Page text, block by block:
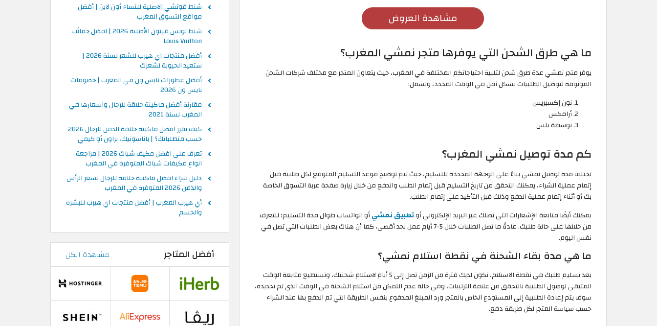
مشاهدة العروض
ما هي طرق الشحن التي يوفرها متجر نمشي المغرب؟
يوفر متجر نمشي عدة طرق شحن لتلبية احتياجاتكم المختلفة في المغرب، حيث يتعاون المتجر مع مختلف شركات الشحن
الموثوقة لتوصيل الطلبيات بشكل آمن في الوقت المحدد، وتشمل:
نون إكسبريس
أرامكس
بوسطة بلس
كم مدة توصيل نمشي المغرب؟
تختلف مدة توصيل نمشي بناءً على الوجهة المحددة للتسليم، حيث يتم توضيح موعد التسليم المتوقع لكل طلبية قبل
إتمام عملية الشراء، يمكنك التحقق من تاريخ التسليم قبل إتمام الطلب والدفع من خلال زيارة صفحة عربة التسوق الخاصة
بك أو أثناء إتمام عملية الدفع وذلك قبل التأكيد على إتمام الطلب.
يمكنك أيضًا متابعة الإشعارات التي تصلك عبر البريد الإلكتروني أوتطبيق نمشيأو الواتساب طوال مدة التسليم؛ للتعرف
من خلالها على حالة طلبك. عادةً ما تصل الطلبات خلال 5-7 أيام عمل بحد أقصى، كما أن هناك بعض الطلبات التي تصل في
نفس اليوم.
ما هي مدة بقاء الشحنة في نقطة استلام نمشي؟
بعد تسليم طلبك في نقطة الاستلام، تكون لديك فترة من الزمن تصل إلى 5 أيام لاستلام شحنتك، وتستطيع متابعة الوقت
المتبقي لوصول الطلبية بالتحقق من علامة الترتيبات، وفي حالة عدم التمكن من استلام الشحنة في الوقت الذي تم تحديده،
سوف يتم إعادة الطلبية إلى المستودع الخاص بالمتجر ورد المبلغ المدفوع بنفس الطريقة التي تم الدفع بها عند الشراء
حسب سياسة المتجر لكل طريقة دفع.
شنط قوتشي الاصلية للنساء أون لاين | أفضل
مواقع التسوق المغرب
شنط لويس فيتون الأصلية 2026 | افضل حقائب
Louis Vuitton
أفضل منتجات اي هيرب للشعر لسنة 2026 |
ستعيد الحيوية لشعرك
أفضل عطورات نايس ون في المغرب | خصومات
نايس ون 2026
مقارنة أفضل ماكينة حلاقة للرجال واسعارها في
المغرب لسنة 2021
كيف تقرر افضل ماكينة حلاقة الذقن للرجال 2026
حسب متطلباتك؟ | باناسونيك، براون أو كيمي
تعرف على افضل مكيف شباك 2026 | مراجعة
انواع مكيفات شباك المتوفرة في المغرب
دليل شراء افضل ماكينة حلاقة للرجال لشعر الرأس
والذقن 2026 المتوفرة في المغرب
أي هيرب المغرب | أفضل منتجات اي هيرب للبشره
والجسم
أفضل المتاجر مشاهدة الكل